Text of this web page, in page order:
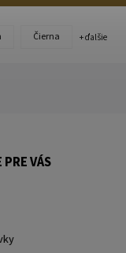
Čierna + ďalšie
VÁS